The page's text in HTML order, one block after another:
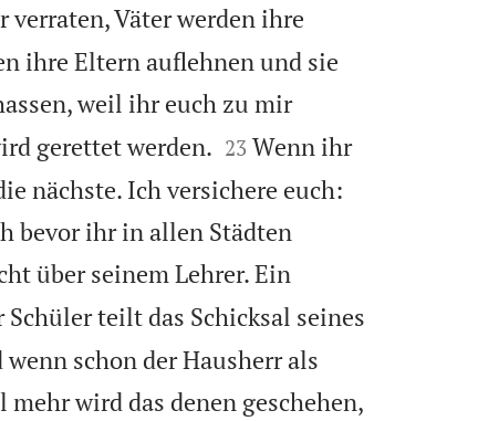
verraten, Väter werden ihre
ihre Eltern auflehnen und sie
weil ihr euch zu mir
gerettet werden.
23 Wenn ihr
nächste. Ich versichere euch:
bevor ihr in allen Städten
über seinem Lehrer. Ein
Schüler teilt das Schicksal seines
schon der Hausherr als
wird das denen geschehen,